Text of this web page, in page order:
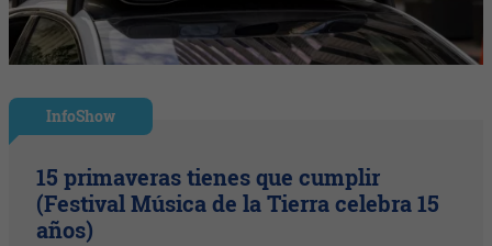
InfoShow
15 primaveras tienes que cumplir
(Festival Música de la Tierra celebra 15
años)